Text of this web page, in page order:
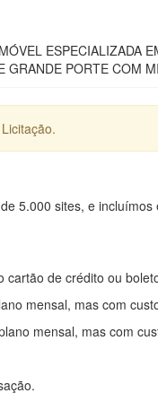
ESPECIALIZADA
PORTE COM
5.000 sites, e
cartão de crédito ou
mensal, mas com
mensal, mas com